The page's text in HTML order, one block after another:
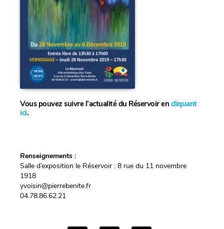
Vous pouvez suivre l’actualité du Réservoir en cliquant
ici.
Renseignements :
Salle d’exposition le Réservoir : 8 rue du 11 novembre
1918
yvoisin@pierrebenite.fr
04.78.86.62.21